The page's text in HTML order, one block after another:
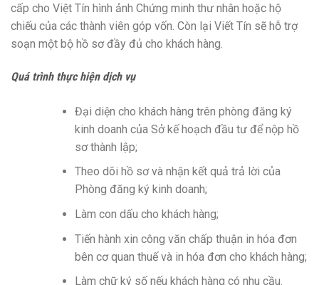
cấp cho Việt Tín hình ảnh Chứng minh thư nhân hoặc hộ
chiếu của các thành viên góp vốn. Còn lại Viết Tín sẽ hỗ trợ
soạn một bộ hồ sơ đầy đủ cho khách hàng.
Quá trình thực hiện dịch vụ
Đại diện cho khách hàng trên phòng đăng ký
kinh doanh của Sở kế hoạch đầu tư để nộp hồ
sơ thành lập;
Theo dõi hồ sơ và nhận kết quả trả lời của
Phòng đăng ký kinh doanh;
Làm con dấu cho khách hàng;
Tiến hành xin công văn chấp thuận in hóa đơn
bên cơ quan thuế và in hóa đơn cho khách hàng;
Làm chữ ký số nếu khách hàng có nhu cầu.